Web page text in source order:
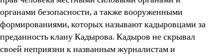
органами безопасности, а также вооруженными
формированиями, которых называют кадыровцами за
преданность клану Кадырова. Кадыров не скрывал
своей неприязни к названным журналистам и